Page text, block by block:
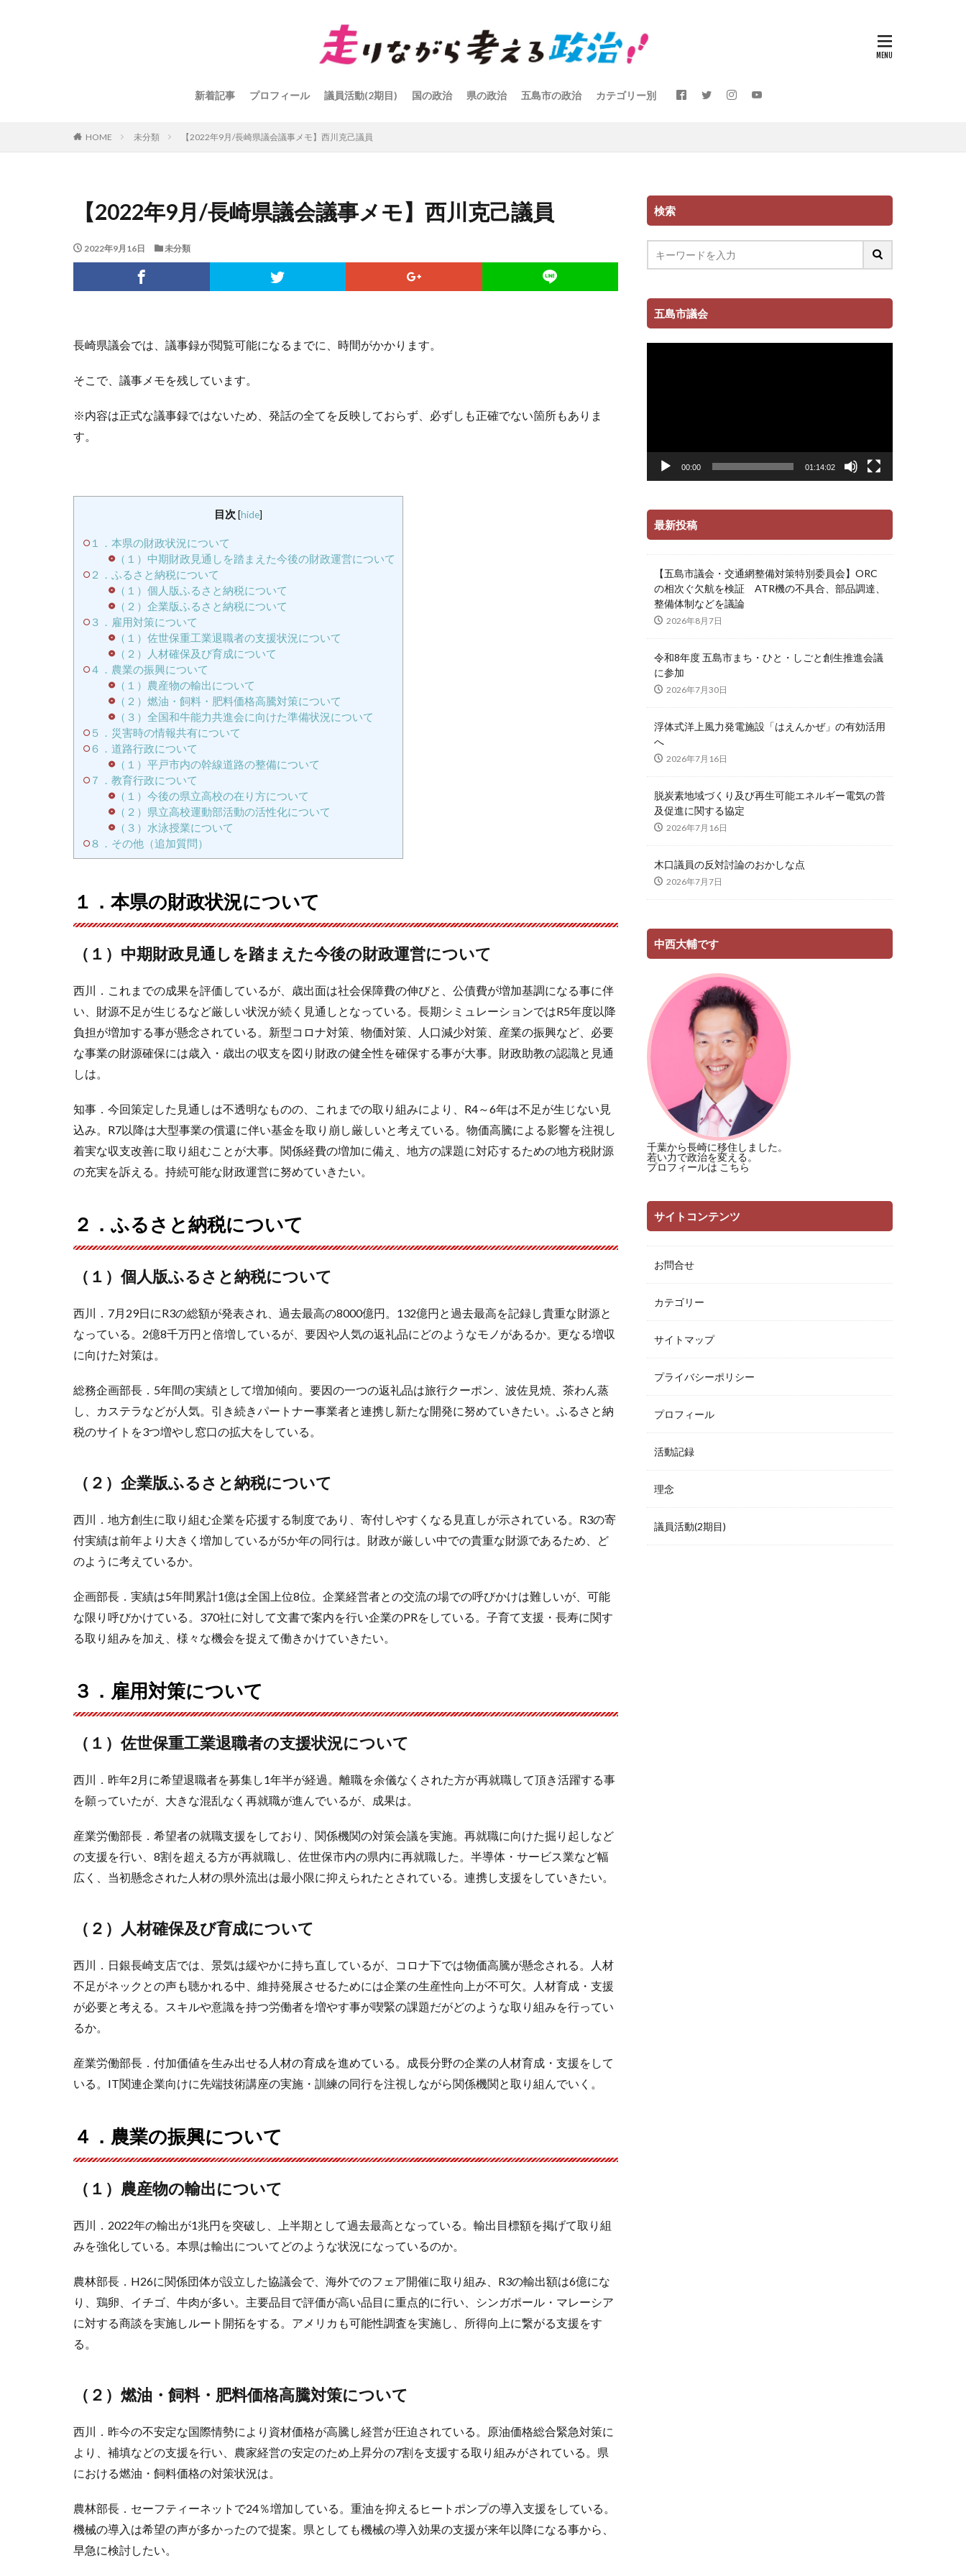
新着記事 プロフィール 議員活動(2期目) 国の政治 県の政治 五島市の政治 カテゴリー別
HOME 未分類 【2022年9月/長崎県議会議事メモ】西川克己議員
【2022年9月/長崎県議会議事メモ】西川克己議員
2022年9月16日 未分類
長崎県議会では、議事録が閲覧可能になるまでに、時間がかかります。
そこで、議事メモを残しています。
※内容は正式な議事録ではないため、発話の全てを反映しておらず、必ずしも正確でない箇所もありま
す。
目次 [hide]
１．本県の財政状況について
（１）中期財政見通しを踏まえた今後の財政運営について
２．ふるさと納税について
（１）個人版ふるさと納税について
（２）企業版ふるさと納税について
３．雇用対策について
（１）佐世保重工業退職者の支援状況について
（２）人材確保及び育成について
４．農業の振興について
（１）農産物の輸出について
（２）燃油・飼料・肥料価格高騰対策について
（３）全国和牛能力共進会に向けた準備状況について
５．災害時の情報共有について
６．道路行政について
（１）平戸市内の幹線道路の整備について
７．教育行政について
（１）今後の県立高校の在り方について
（２）県立高校運動部活動の活性化について
（３）水泳授業について
８．その他（追加質問）
１．本県の財政状況について
（１）中期財政見通しを踏まえた今後の財政運営について
西川．これまでの成果を評価しているが、歳出面は社会保障費の伸びと、公債費が増加基調になる事に伴
い、財源不足が生じるなど厳しい状況が続く見通しとなっている。長期シミュレーションではR5年度以降
負担が増加する事が懸念されている。新型コロナ対策、物価対策、人口減少対策、産業の振興など、必要
な事業の財源確保には歳入・歳出の収支を図り財政の健全性を確保する事が大事。財政助教の認識と見通
しは。
知事．今回策定した見通しは不透明なものの、これまでの取り組みにより、R4～6年は不足が生じない見
込み。R7以降は大型事業の償還に伴い基金を取り崩し厳しいと考えている。物価高騰による影響を注視し
着実な収支改善に取り組むことが大事。関係経費の増加に備え、地方の課題に対応するための地方税財源
の充実を訴える。持続可能な財政運営に努めていきたい。
２．ふるさと納税について
（１）個人版ふるさと納税について
西川．7月29日にR3の総額が発表され、過去最高の8000億円。132億円と過去最高を記録し貴重な財源と
なっている。2億8千万円と倍増しているが、要因や人気の返礼品にどのようなモノがあるか。更なる増収
に向けた対策は。
総務企画部長．5年間の実績として増加傾向。要因の一つの返礼品は旅行クーポン、波佐見焼、茶わん蒸
し、カステラなどが人気。引き続きパートナー事業者と連携し新たな開発に努めていきたい。ふるさと納
税のサイトを3つ増やし窓口の拡大をしている。
（２）企業版ふるさと納税について
西川．地方創生に取り組む企業を応援する制度であり、寄付しやすくなる見直しが示されている。R3の寄
付実績は前年より大きく増加しているが5か年の同行は。財政が厳しい中での貴重な財源であるため、ど
のように考えているか。
企画部長．実績は5年間累計1億は全国上位8位。企業経営者との交流の場での呼びかけは難しいが、可能
な限り呼びかけている。370社に対して文書で案内を行い企業のPRをしている。子育て支援・長寿に関す
る取り組みを加え、様々な機会を捉えて働きかけていきたい。
３．雇用対策について
（１）佐世保重工業退職者の支援状況について
西川．昨年2月に希望退職者を募集し1年半が経過。離職を余儀なくされた方が再就職して頂き活躍する事
を願っていたが、大きな混乱なく再就職が進んでいるが、成果は。
産業労働部長．希望者の就職支援をしており、関係機関の対策会議を実施。再就職に向けた掘り起しなど
の支援を行い、8割を超える方が再就職し、佐世保市内の県内に再就職した。半導体・サービス業など幅
広く、当初懸念された人材の県外流出は最小限に抑えられたとされている。連携し支援をしていきたい。
（２）人材確保及び育成について
西川．日銀長崎支店では、景気は緩やかに持ち直しているが、コロナ下では物価高騰が懸念される。人材
不足がネックとの声も聴かれる中、維持発展させるためには企業の生産性向上が不可欠。人材育成・支援
が必要と考える。スキルや意識を持つ労働者を増やす事が喫緊の課題だがどのような取り組みを行ってい
るか。
産業労働部長．付加価値を生み出せる人材の育成を進めている。成長分野の企業の人材育成・支援をして
いる。IT関連企業向けに先端技術講座の実施・訓練の同行を注視しながら関係機関と取り組んでいく。
４．農業の振興について
（１）農産物の輸出について
西川．2022年の輸出が1兆円を突破し、上半期として過去最高となっている。輸出目標額を掲げて取り組
みを強化している。本県は輸出についてどのような状況になっているのか。
農林部長．H26に関係団体が設立した協議会で、海外でのフェア開催に取り組み、R3の輸出額は6億にな
り、鶏卵、イチゴ、牛肉が多い。主要品目で評価が高い品目に重点的に行い、シンガポール・マレーシア
に対する商談を実施しルート開拓をする。アメリカも可能性調査を実施し、所得向上に繋がる支援をす
る。
（２）燃油・飼料・肥料価格高騰対策について
西川．昨今の不安定な国際情勢により資材価格が高騰し経営が圧迫されている。原油価格総合緊急対策に
より、補填などの支援を行い、農家経営の安定のため上昇分の7割を支援する取り組みがされている。県
における燃油・飼料価格の対策状況は。
農林部長．セーフティーネットで24％増加している。重油を抑えるヒートポンプの導入支援をしている。
機械の導入は希望の声が多かったので提案。県としても機械の導入効果の支援が来年以降になる事から、
早急に検討したい。
検索
五島市議会
動
00:00 01:14:02
最新投稿
【五島市議会・交通網整備対策特別委員会】ORC
の相次ぐ欠航を検証 ATR機の不具合、部品調達、
整備体制などを議論
2026年8月7日
令和8年度 五島市まち・ひと・しごと創生推進会議
に参加
2026年7月30日
浮体式洋上風力発電施設「はえんかぜ」の有効活用
へ
2026年7月16日
脱炭素地域づくり及び再生可能エネルギー電気の普
及促進に関する協定
2026年7月16日
木口議員の反対討論のおかしな点
2026年7月7日
中西大輔です
千葉から長崎に移住しました。
若い力で政治を変える。
プロフィールは こちら
サイトコンテンツ
お問合せ
カテゴリー
サイトマップ
プライバシーポリシー
プロフィール
活動記録
理念
議員活動(2期目)